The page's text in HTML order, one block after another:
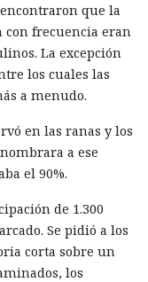
que la
con frecuencia eran
La excepción
los cuales las
a menudo.
en las ranas y los
a ese
el 90%.
de 1.300
Se pidió a los
corta sobre un
los